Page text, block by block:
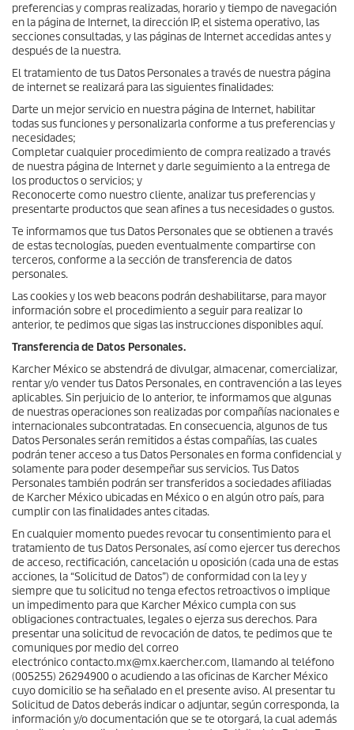
preferencias y compras realizadas, horario y tiempo de navegación
en la página de Internet, la dirección IP, el sistema operativo, las
secciones consultadas, y las páginas de Internet accedidas antes y
después de la nuestra.
El tratamiento de tus Datos Personales a través de nuestra página
de internet se realizará para las siguientes finalidades:
Darte un mejor servicio en nuestra página de Internet, habilitar
todas sus funciones y personalizarla conforme a tus preferencias y
necesidades;
Completar cualquier procedimiento de compra realizado a través
de nuestra página de Internet y darle seguimiento a la entrega de
los productos o servicios; y
Reconocerte como nuestro cliente, analizar tus preferencias y
presentarte productos que sean afines a tus necesidades o gustos.
Te informamos que tus Datos Personales que se obtienen a través
de estas tecnologías, pueden eventualmente compartirse con
terceros, conforme a la sección de transferencia de datos
personales.
Las cookies y los web beacons podrán deshabilitarse, para mayor
información sobre el procedimiento a seguir para realizar lo
anterior, te pedimos que sigas las instrucciones disponibles aquí.
Transferencia de Datos Personales.
Karcher México se abstendrá de divulgar, almacenar, comercializar,
rentar y/o vender tus Datos Personales, en contravención a las leyes
aplicables. Sin perjuicio de lo anterior, te informamos que algunas
de nuestras operaciones son realizadas por compañías nacionales e
internacionales subcontratadas. En consecuencia, algunos de tus
Datos Personales serán remitidos a éstas compañías, las cuales
podrán tener acceso a tus Datos Personales en forma confidencial y
solamente para poder desempeñar sus servicios. Tus Datos
Personales también podrán ser transferidos a sociedades afiliadas
de Karcher México ubicadas en México o en algún otro país, para
cumplir con las finalidades antes citadas.
En cualquier momento puedes revocar tu consentimiento para el
tratamiento de tus Datos Personales, así como ejercer tus derechos
de acceso, rectificación, cancelación u oposición (cada una de estas
acciones, la “Solicitud de Datos”) de conformidad con la ley y
siempre que tu solicitud no tenga efectos retroactivos o implique
un impedimento para que Karcher México cumpla con sus
obligaciones contractuales, legales o ejerza sus derechos. Para
presentar una solicitud de revocación de datos, te pedimos que te
comuniques por medio del correo
electrónico contacto.mx@mx.kaercher.com, llamando al teléfono
(005255) 26294900 o acudiendo a las oficinas de Karcher México
cuyo domicilio se ha señalado en el presente aviso. Al presentar tu
Solicitud de Datos deberás indicar o adjuntar, según corresponda, la
información y/o documentación que se te otorgará, la cual además